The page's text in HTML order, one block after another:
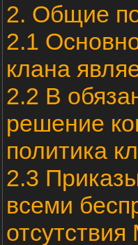
2. Общие
2.1
клана
2.2 В
решение
политика
2.3
всеми